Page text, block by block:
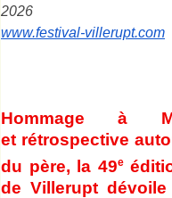
2026
www.festival-villerupt.com
Hommage à
et rétrospective
du père, la 49e
de Villerupt